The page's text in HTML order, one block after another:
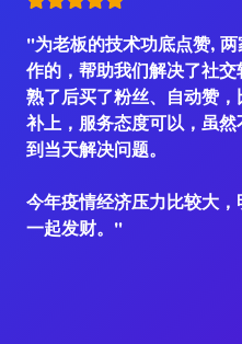
"为老板的技术功底点赞,
作的，帮助我们解决了社
熟了后买了粉丝、自动赞
补上，服务态度可以，虽
到当天解决问题。
今年疫情经济压力比较大，
一起发财。"